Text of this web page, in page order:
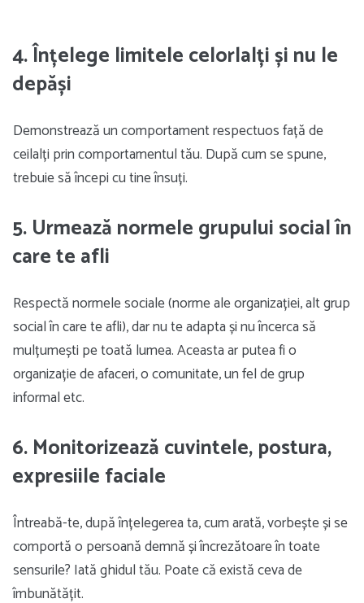
4. Înțelege limitele celorlalți și nu le
depăși
Demonstrează un comportament respectuos față de
ceilalți prin comportamentul tău. După cum se spune,
trebuie să începi cu tine însuți.
5. Urmează normele grupului social în
care te afli
Respectă normele sociale (norme ale organizației, alt grup
social în care te afli), dar nu te adapta și nu încerca să
mulțumești pe toată lumea. Aceasta ar putea fi o
organizație de afaceri, o comunitate, un fel de grup
informal etc.
6. Monitorizează cuvintele, postura,
expresiile faciale
Întreabă-te, după înțelegerea ta, cum arată, vorbește și se
comportă o persoană demnă și încrezătoare în toate
sensurile? Iată ghidul tău. Poate că există ceva de
îmbunătățit.